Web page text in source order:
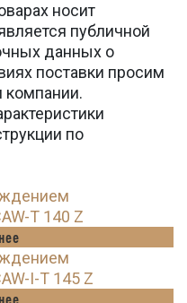
носит
публичной
данных о
поставки просим
по
T 140 Z
I-T 145 Z